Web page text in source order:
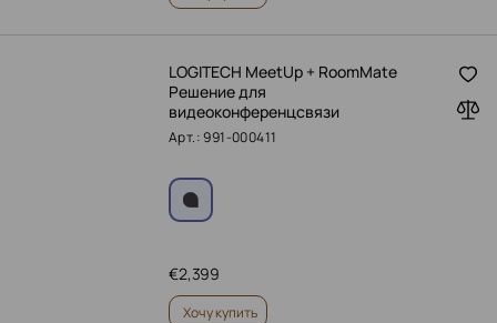
LOGITECH MeetUp + RoomMate
Решение для
видеоконференцсвязи
Арт.: 991-000411
2,399
€
Хочу купить